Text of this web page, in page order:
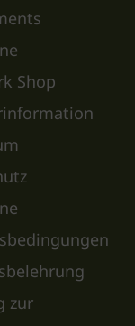
Shop
zur